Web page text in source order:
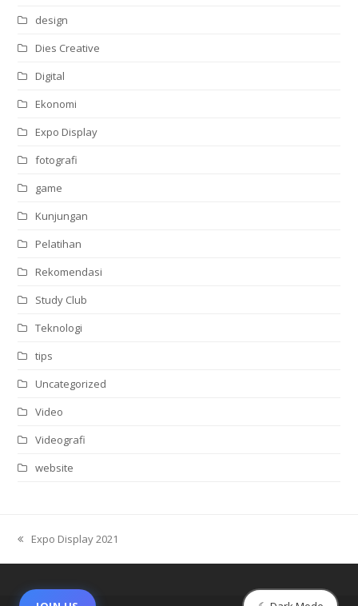
design
Dies Creative
Digital
Ekonomi
Expo Display
fotografi
game
Kunjungan
Pelatihan
Rekomendasi
Study Club
Teknologi
tips
Uncategorized
Video
Videografi
website
previous
post:
Expo Display 2021